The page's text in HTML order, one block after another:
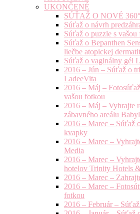
UKONČENÉ
SÚŤAŽ O NOVÉ
Súťaž o návrh
Súťaž o puzzle s vašou
Súťaž o Bepanthen
liečbe atopickej
Súťaž o vaginálny gél
2016 – Jún – Súťaž o
LadeeVita
2016 – Máj –
vašou fotkou
2016 – Máj – Vyhrajte
zábavného areálu
2016 – Marec – Súťaž
kvapky
2016 – Marec –
Media
2016 – Marec –
hotelov Trinity Hotels
2016 – Marec –
2016 – Marec –
fotkou
2016 – Február –